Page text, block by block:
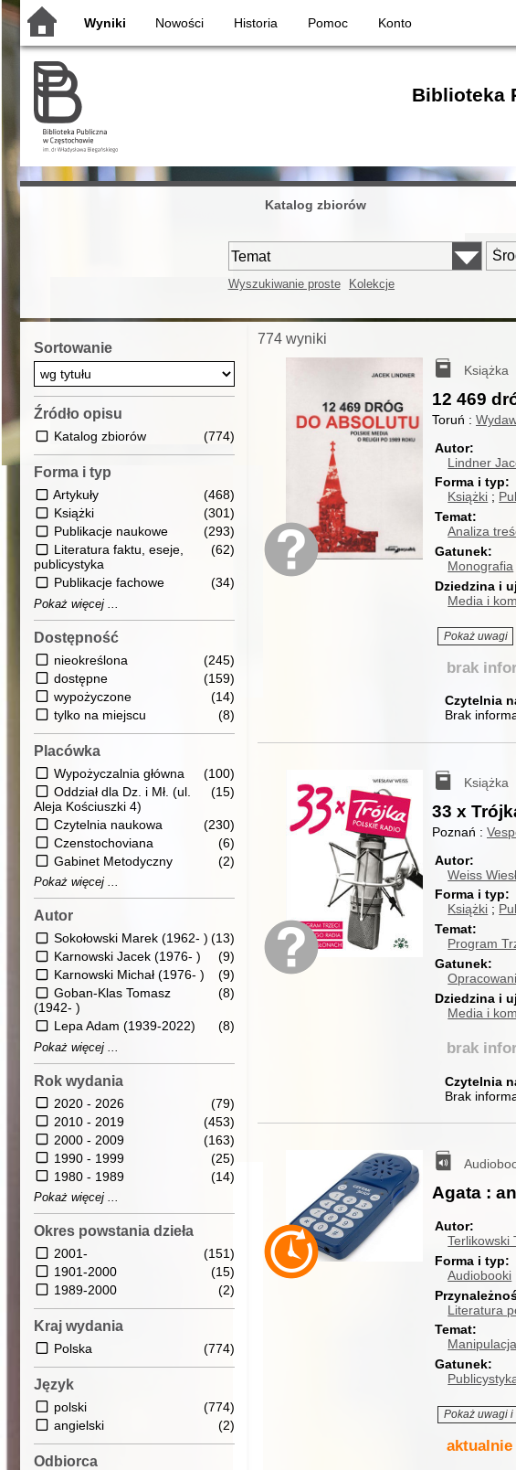
Wyniki Nowości Historia Pomoc Konto
Biblioteka
Katalog zbiorów
Wyszukiwanie proste Kolekcje
Sortowanie
Źródło opisu
Katalog zbiorów (774)
Forma i typ
Artykuły
(468)
Książki
(301)
Publikacje naukowe
(293)
Literatura faktu, eseje,
publicystyka
(62)
Publikacje fachowe (34)
Pokaż więcej ...
Dostępność
nieokreślona
(245)
dostępne
(159)
wypożyczone
(14)
tylko na miejscu
(8)
Placówka
Wypożyczalnia główna
(100)
Oddział dla Dz. i Mł. (ul.
Aleja Kościuszki 4)
(15)
Czytelnia naukowa
(230)
Czenstochoviana
(6)
Gabinet Metodyczny
(2)
Pokaż więcej ...
Autor
Sokołowski Marek (1962- ) (13)
Karnowski Jacek (1976- )
(9)
Karnowski Michał (1976- )
(9)
Goban-Klas Tomasz
(1942- )
(8)
Lepa Adam (1939-2022) (8)
Pokaż więcej ...
Rok wydania
2020 - 2026
(79)
2010 - 2019
(453)
2000 - 2009
(163)
1990 - 1999
(25)
1980 - 1989
(14)
Pokaż więcej ...
Okres powstania dzieła
2001-
(151)
1901-2000
(15)
1989-2000
(2)
Kraj wydania
Polska (774)
Język
polski
(774)
angielski
(2)
Odbiorca
774 wyniki
Książka
12 469
Toruń :
Autor
Lindner
Forma i typ
Książki
Temat
Analiza
Gatunek
Monografia
Dziedzina i
Media i
Pokaż uwagi
brak
Czytelnia
Brak
Książka
33 x
Poznań :
Autor
Weiss
Forma i typ
Książki
Temat
Program
Gatunek
Dziedzina i
Media i
brak
Czytelnia
Brak
Agata :
Autor
Terlikowski
Forma i typ
Audiobooki
Literatura
Temat
Gatunek
Pokaż uwagi i
aktualnie